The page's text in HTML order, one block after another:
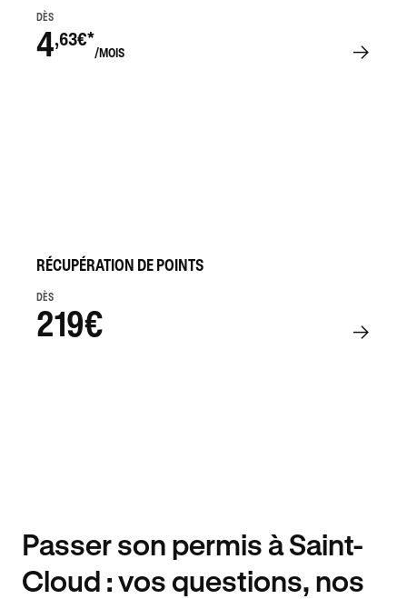
DÈS
4,63€*
/MOIS
RÉCUPÉRATION DE POINTS
DÈS
219€
Passer son permis à Saint-
Cloud : vos questions, nos